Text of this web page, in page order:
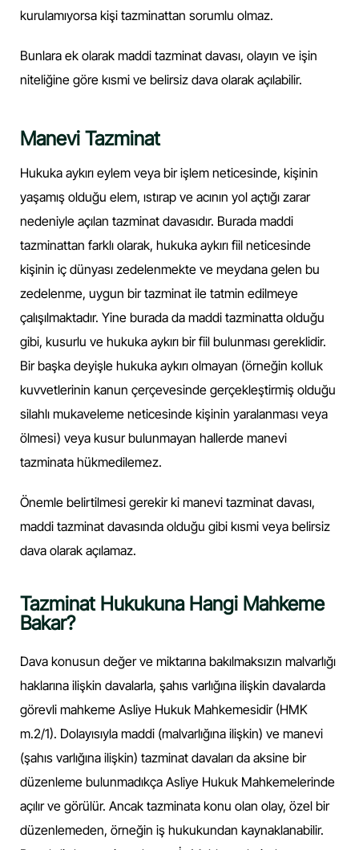
kurulamıyorsa kişi tazminattan sorumlu olmaz.
Bunlara ek olarak maddi tazminat davası, olayın ve işin
niteliğine göre kısmi ve belirsiz dava olarak açılabilir.
Manevi Tazminat
Hukuka aykırı eylem veya bir işlem neticesinde, kişinin
yaşamış olduğu elem, ıstırap ve acının yol açtığı zarar
nedeniyle açılan tazminat davasıdır. Burada maddi
tazminattan farklı olarak, hukuka aykırı fiil neticesinde
kişinin iç dünyası zedelenmekte ve meydana gelen bu
zedelenme, uygun bir tazminat ile tatmin edilmeye
çalışılmaktadır. Yine burada da maddi tazminatta olduğu
gibi, kusurlu ve hukuka aykırı bir fiil bulunması gereklidir.
Bir başka deyişle hukuka aykırı olmayan (örneğin kolluk
kuvvetlerinin kanun çerçevesinde gerçekleştirmiş olduğu
silahlı mukaveleme neticesinde kişinin yaralanması veya
ölmesi) veya kusur bulunmayan hallerde manevi
tazminata hükmedilemez.
Önemle belirtilmesi gerekir ki manevi tazminat davası,
maddi tazminat davasında olduğu gibi kısmi veya belirsiz
dava olarak açılamaz.
Tazminat Hukukuna Hangi Mahkeme
Bakar?
Dava konusun değer ve miktarına bakılmaksızın malvarlığı
haklarına ilişkin davalarla, şahıs varlığına ilişkin davalarda
görevli mahkeme Asliye Hukuk Mahkemesidir (HMK
m.2/1). Dolayısıyla maddi (malvarlığına ilişkin) ve manevi
(şahıs varlığına ilişkin) tazminat davaları da aksine bir
düzenleme bulunmadıkça Asliye Hukuk Mahkemelerinde
açılır ve görülür. Ancak tazminata konu olan olay, özel bir
düzenlemeden, örneğin iş hukukundan kaynaklanabilir.